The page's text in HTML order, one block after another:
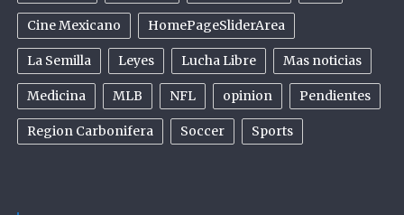
Cine Mexicano HomePageSliderArea
La Semilla Leyes Lucha Libre Mas noticias
Medicina MLB NFL opinion Pendientes
Region Carbonifera Soccer Sports